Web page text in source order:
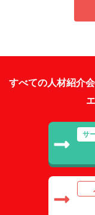
すべての人材紹介
サ